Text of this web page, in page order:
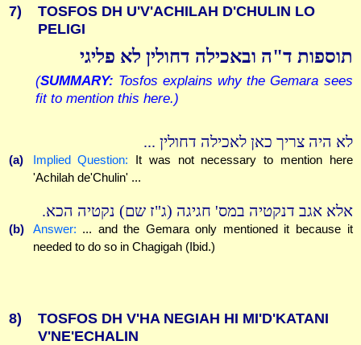
7)
TOSFOS DH U'V'ACHILAH D'CHULIN LO
PELIGI
תוספות ד"ה ובאכילה דחולין לא פליגי
(SUMMARY: Tosfos explains why the Gemara sees
fit to mention this here.)
לא היה צריך כאן לאכילה דחולין ...
(a) Implied Question: It was not necessary to mention here
'Achilah de'Chulin' ...
אלא אגב דנקטיה במס' חגיגה (ג"ז שם) נקטיה הכא.
(b) Answer: ... and the Gemara only mentioned it because it
needed to do so in Chagigah (Ibid.)
8)
TOSFOS DH V'HA NEGIAH HI MI'D'KATANI
V'NE'ECHALIN